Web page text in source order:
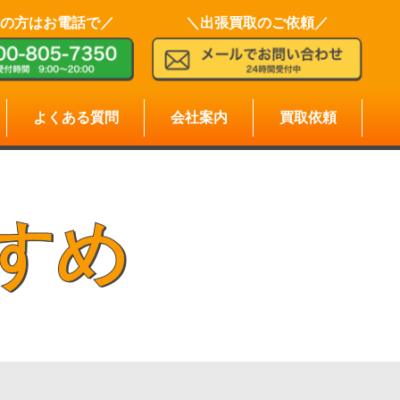
方はお電話で／ ＼出張買取のご依頼／
よくある質問 会社案内 買取依頼
め